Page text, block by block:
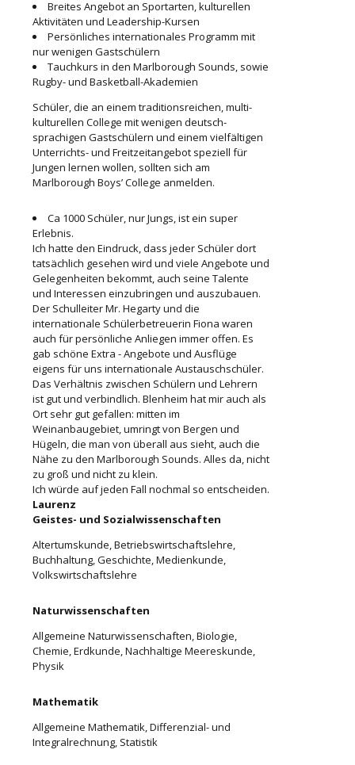
Breites Angebot an Sportarten, kulturellen
Aktivitäten und Leadership-Kursen
Persönliches internationales Programm mit
nur wenigen Gastschülern
Tauchkurs in den Marlborough Sounds, sowie
Rugby- und Basketball-Akademien
Schüler, die an einem traditionsreichen, multi-
kulturellen College mit wenigen deutsch-
sprachigen Gastschülern und einem vielfältigen
Unterrichts- und Freitzeitangebot speziell für
Jungen lernen wollen, sollten sich am
Marlborough Boys’ College anmelden.
Ca 1000 Schüler, nur Jungs, ist ein super
Erlebnis.
Ich hatte den Eindruck, dass jeder Schüler dort
tatsächlich gesehen wird und viele Angebote und
Gelegenheiten bekommt, auch seine Talente
und Interessen einzubringen und auszubauen.
Der Schulleiter Mr. Hegarty und die
internationale Schülerbetreuerin Fiona waren
auch für persönliche Anliegen immer offen. Es
gab schöne Extra - Angebote und Ausflüge
eigens für uns internationale Austauschschüler.
Das Verhältnis zwischen Schülern und Lehrern
ist gut und verbindlich. Blenheim hat mir auch als
Ort sehr gut gefallen: mitten im
Weinanbaugebiet, umringt von Bergen und
Hügeln, die man von überall aus sieht, auch die
Nähe zu den Marlborough Sounds. Alles da, nicht
zu groß und nicht zu klein.
Ich würde auf jeden Fall nochmal so entscheiden.
Laurenz
Geistes- und Sozialwissenschaften
Altertumskunde, Betriebswirtschaftslehre,
Buchhaltung, Geschichte, Medienkunde,
Volkswirtschaftslehre
Naturwissenschaften
Allgemeine Naturwissenschaften, Biologie,
Chemie, Erdkunde, Nachhaltige Meereskunde,
Physik
Mathematik
Allgemeine Mathematik, Differenzial- und
Integralrechnung, Statistik